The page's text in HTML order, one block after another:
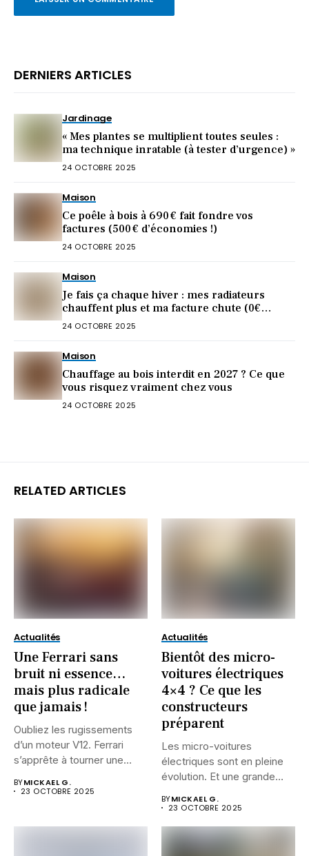
DERNIERS ARTICLES
Jardinage
« Mes plantes se multiplient toutes seules :
ma technique inratable (à tester d’urgence) »
24 OCTOBRE 2025
Maison
Ce poêle à bois à 690 € fait fondre vos
factures (500 € d’économies !)
24 OCTOBRE 2025
Maison
Je fais ça chaque hiver : mes radiateurs
chauffent plus et ma facture chute (0€
dépensé)
24 OCTOBRE 2025
Maison
Chauffage au bois interdit en 2027 ? Ce que
vous risquez vraiment chez vous
24 OCTOBRE 2025
RELATED ARTICLES
Actualités
Une Ferrari sans
bruit ni essence…
mais plus radicale
que jamais !
Oubliez les rugissements
d’un moteur V12. Ferrari
s’apprête à tourner une
BYMICKAEL G.
23 OCTOBRE 2025
Actualités
Bientôt des micro-
voitures électriques
4×4 ? Ce que les
constructeurs
préparent
Les micro-voitures
électriques sont en pleine
évolution. Et une grande
BYMICKAEL G.
23 OCTOBRE 2025